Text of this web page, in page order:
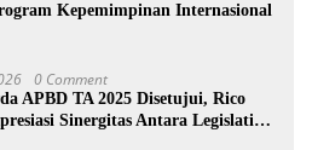
Kepemimpinan Internasional
0 Comment
APBD TA 2025 Disetujui, Rico
Sinergitas Antara Legislatif